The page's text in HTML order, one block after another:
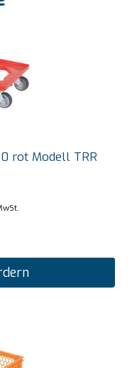
rot Modell TRR